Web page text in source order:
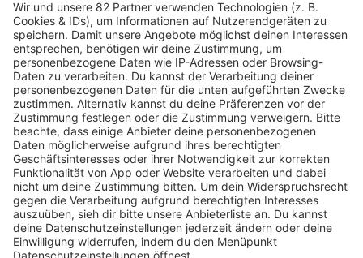
Dinnerparty
Eurodance
Grunge
Hiphop & Rap
Hiphop deutsch
House
Ibiza
Loveparade
Lovesongs
Mayday
Rave
Reggae
RnB Ballads
Rock